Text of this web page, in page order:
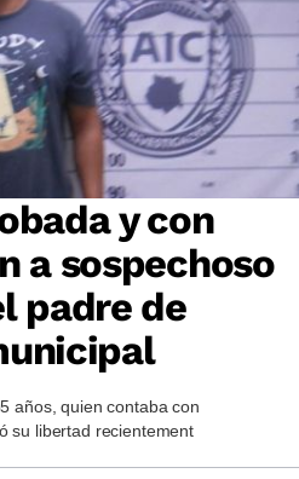
y con
a sospechoso
padre de
años, quien contaba con
su libertad recientement